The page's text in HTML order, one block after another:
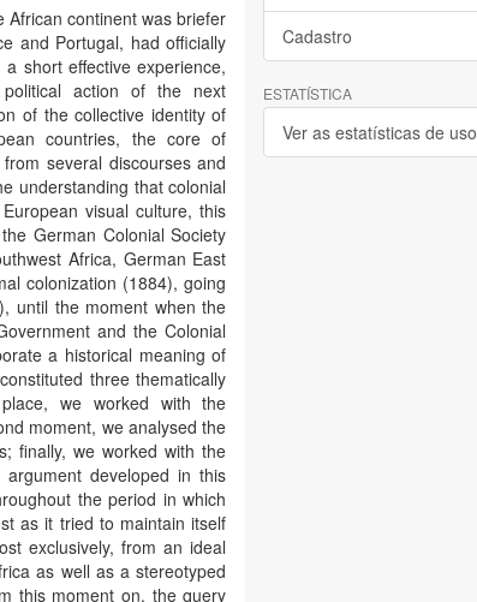
African continent was briefer
and Portugal, had officially
short effective experience,
political action of the next
of the collective identity of
countries, the core of
several discourses and
understanding that colonial
visual culture, this
German Colonial Society
Africa, German East
colonization (1884), going
until the moment when the
and the Colonial
a historical meaning of
three thematically
we worked with the
moment, we analysed the
finally, we worked with the
developed in this
the period in which
as it tried to maintain itself
exclusively, from an ideal
as well as a stereotyped
this moment on, the query
Cadastro
ESTATÍSTICA
Ver as estatísticas de uso